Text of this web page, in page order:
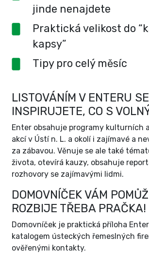
jinde nenajdete
Praktická velikost do
kapsy”
Tipy pro celý měsíc
LISTOVÁNÍM V ENTERU SE
INSPIRUJETE, CO S
Enter obsahuje programy kulturních
akcí v Ústí n. L. a okolí i zajímavé a
za zábavou. Věnuje se ale také
života, otevírá kauzy, obsahuje
rozhovory se zajímavými lidmi.
DOMOVNÍČEK VÁM
ROZBIJE TŘEBA PRAČKA!
Domovníček je praktická příloha
katalogem ústeckých řemeslných
ověřenými kontakty.